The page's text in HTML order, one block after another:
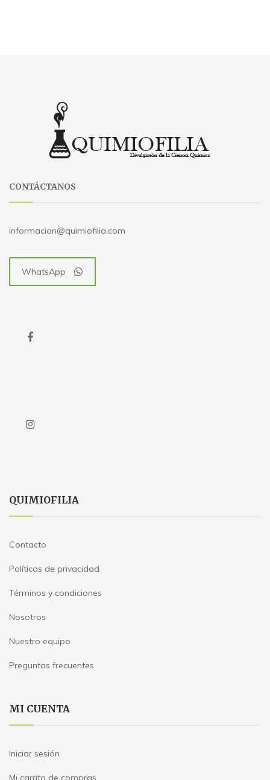
CONTÁCTANOS
informacion@quimiofilia.com
WhatsApp
QUIMIOFILIA
Contacto
Políticas de privacidad
Términos y condiciones
Nosotros
Nuestro equipo
Preguntas frecuentes
MI CUENTA
Iniciar sesión
Mi carrito de compras